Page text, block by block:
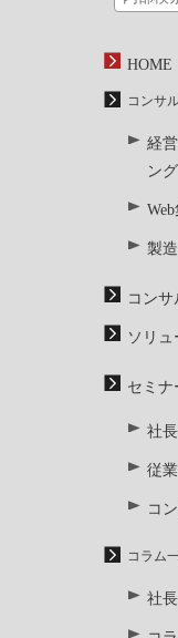
HOME
コンサ
経
ング
製
コン
ソリュ
セミナ
社
従
コ
コラム
社